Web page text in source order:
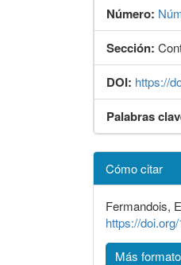
Número:
Sección:
DOI: https://
Palabras
Detalles
del
artículo
Cómo citar
Fermandois,
https://
Más